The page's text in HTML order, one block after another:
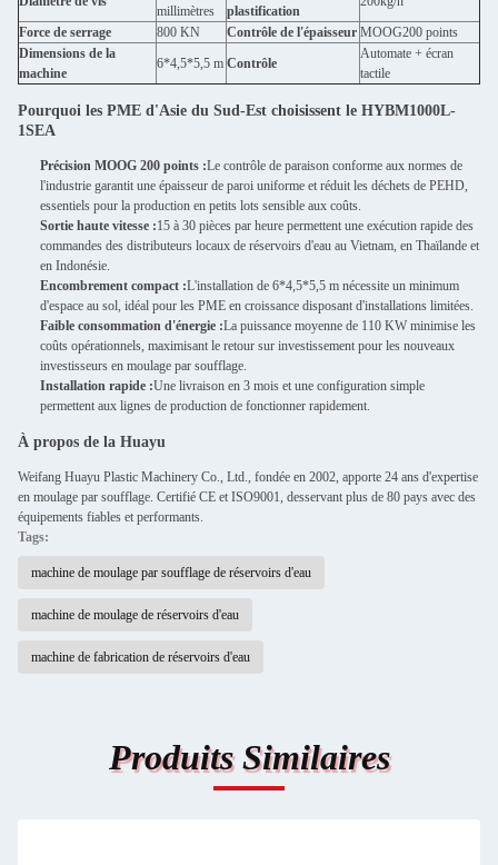
millimètres plastification
Force de serrage
800 KN Contrôle de l'épaisseur MOOG200 points
Dimensions de la
machine
6*4,5*5,5 m Contrôle
Automate + écran
tactile
Pourquoi les PME d'Asie du Sud-Est choisissent le HYBM1000L-
1SEA
Précision MOOG 200 points :Le contrôle de paraison conforme aux normes de
l'industrie garantit une épaisseur de paroi uniforme et réduit les déchets de PEHD,
essentiels pour la production en petits lots sensible aux coûts.
Sortie haute vitesse :15 à 30 pièces par heure permettent une exécution rapide des
commandes des distributeurs locaux de réservoirs d'eau au Vietnam, en Thaïlande et
en Indonésie.
Encombrement compact :L'installation de 6*4,5*5,5 m nécessite un minimum
d'espace au sol, idéal pour les PME en croissance disposant d'installations limitées.
Faible consommation d'énergie :La puissance moyenne de 110 KW minimise les
coûts opérationnels, maximisant le retour sur investissement pour les nouveaux
investisseurs en moulage par soufflage.
Installation rapide :Une livraison en 3 mois et une configuration simple
permettent aux lignes de production de fonctionner rapidement.
À propos de la Huayu
Weifang Huayu Plastic Machinery Co., Ltd., fondée en 2002, apporte 24 ans d'expertise
en moulage par soufflage. Certifié CE et ISO9001, desservant plus de 80 pays avec des
équipements fiables et performants.
Tags:
machine de moulage par soufflage de réservoirs d'eau
machine de moulage de réservoirs d'eau
machine de fabrication de réservoirs d'eau
Produits Similaires